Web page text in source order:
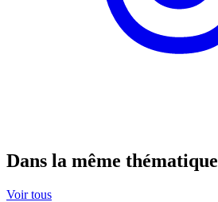
Dans la même thématique
Voir tous